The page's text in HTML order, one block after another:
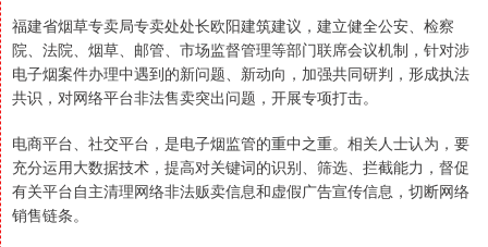
福建省烟草专卖局专卖处处长欧阳建筑建议，建立健全公安、检察
院、法院、烟草、邮管、市场监督管理等部门联席会议机制，针对涉
电子烟案件办理中遇到的新问题、新动向，加强共同研判，形成执法
共识，对网络平台非法售卖突出问题，开展专项打击。
电商平台、社交平台，是电子烟监管的重中之重。相关人士认为，要
充分运用大数据技术，提高对关键词的识别、筛选、拦截能力，督促
有关平台自主清理网络非法贩卖信息和虚假广告宣传信息，切断网络
销售链条。